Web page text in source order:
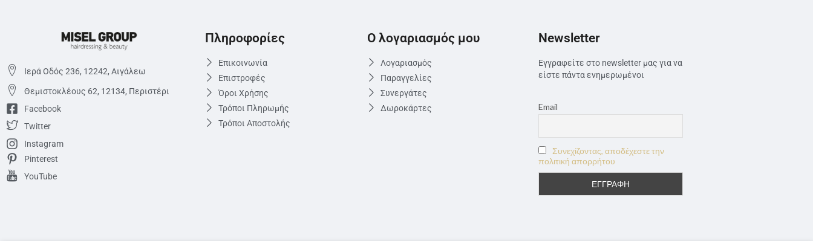
Ιερά Οδός 236, 12242, Αιγάλεω
Θεμιστoκλέους 62, 12134, Περιστέρι
Facebook
Twitter
Instagram
Pinterest
YouTube
Πληροφορίες
Επικοινωνία
Επιστροφές
Όροι Χρήσης
Τρόποι Πληρωμής
Τρόποι Αποστολής
Ο λογαριασμός μου
Λογαριασμός
Παραγγελίες
Συνεργάτες
Δωροκάρτες
Newsletter
Εγγραφείτε στο newsletter μας για να
είστε πάντα ενημερωμένοι
Email
Συνεχίζοντας, αποδέχεστε την
πολιτική απορρήτου